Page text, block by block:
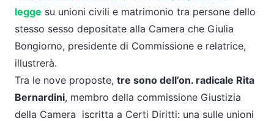
legge su unioni civili e matrimonio tra persone dello
stesso sesso depositate alla Camera che Giulia
Bongiorno, presidente di Commissione e relatrice,
illustrerà.
Tra le nove proposte, tre sono dell’on. radicale Rita
Bernardini, membro della commissione Giustizia
della Camera iscritta a Certi Diritti: una sulle unioni